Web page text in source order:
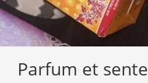
Parfum et